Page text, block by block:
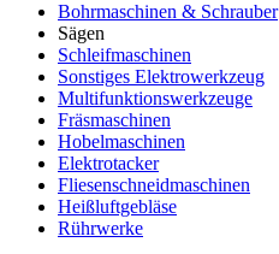
Bohrmaschinen & Schrauber
Sägen
Schleifmaschinen
Sonstiges Elektrowerkzeug
Multifunktionswerkzeuge
Fräsmaschinen
Hobelmaschinen
Elektrotacker
Fliesenschneidmaschinen
Heißluftgebläse
Rührwerke